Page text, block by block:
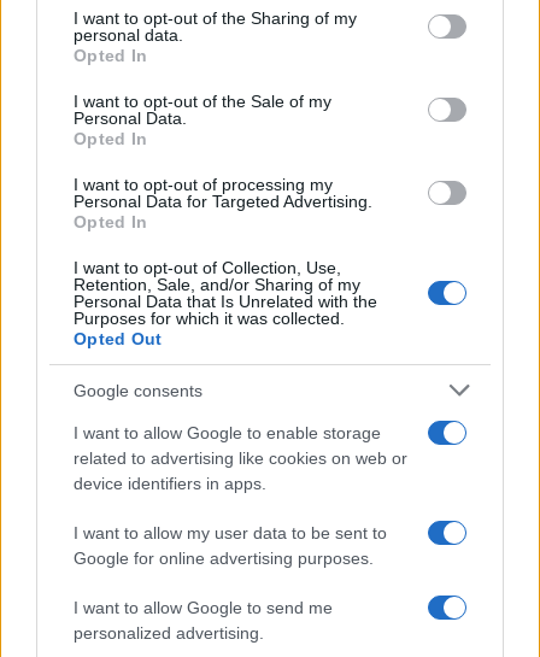
not limited to your visit or usage behaviour. You may click to
grant or deny consent to Google and its third-party tags to
use your data for below specified purposes in below Google
consent section.
I want to opt-out of the Sharing of my
personal data.
Opted In
I want to opt-out of the Sale of my
Personal Data.
Opted In
I want to opt-out of processing my
Personal Data for Targeted Advertising.
Opted In
I want to opt-out of Collection, Use,
Retention, Sale, and/or Sharing of my
Personal Data that Is Unrelated with the
Purposes for which it was collected.
Opted Out
Google consents
I want to allow Google to enable storage
related to advertising like cookies on web or
device identifiers in apps.
I want to allow my user data to be sent to
Google for online advertising purposes.
I want to allow Google to send me
personalized advertising.
Continua a leggere
CALCIATORI